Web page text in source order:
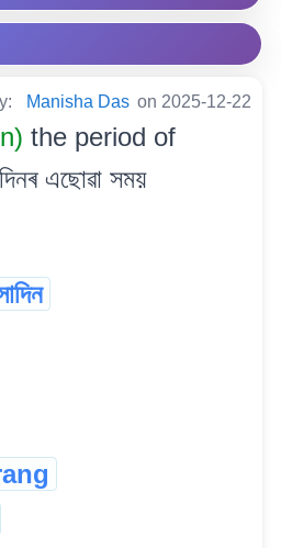
Manisha Das on 2025-12-22
the period of
এছোৱা সময়